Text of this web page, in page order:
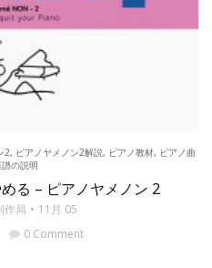
2, ピアノヤメノン2解説, ピアノ教材, ピアノ曲
の説明
る – ピアノヤメノン 2
作局
11月 05
0 Comment